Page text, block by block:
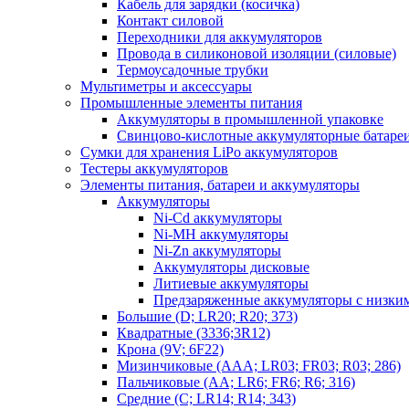
Кабель для зарядки (косичка)
Контакт силовой
Переходники для аккумуляторов
Провода в силиконовой изоляции (силовые)
Термоусадочные трубки
Мультиметры и аксессуары
Промышленные элементы питания
Аккумуляторы в промышленной упаковке
Свинцово-кислотные аккумуляторные
Сумки для хранения LiPo аккумуляторов
Тестеры аккумуляторов
Элементы питания, батареи и аккумуляторы
Аккумуляторы
Ni-Cd аккумуляторы
Ni-MH аккумуляторы
Ni-Zn аккумуляторы
Аккумуляторы дисковые
Литиевые аккумуляторы
Предзаряженные аккумуляторы с
Большие (D; LR20; R20; 373)
Квадратные (3336;3R12)
Крона (9V; 6F22)
Мизинчиковые (AAA; LR03; FR03; R03; 286)
Пальчиковые (AA; LR6; FR6; R6; 316)
Средние (C; LR14; R14; 343)